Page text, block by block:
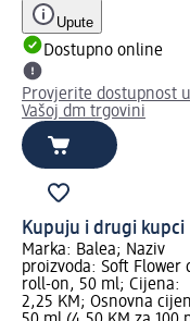
Upute
Dostupno online
Provjerite dostupnost u
Vašoj dm trgovini
Kupuju i drugi kupci
Marka: Balea; Naziv
proizvoda: Soft Flower
roll-on, 50 ml; Cijena:
2,25 KM; Osnovna